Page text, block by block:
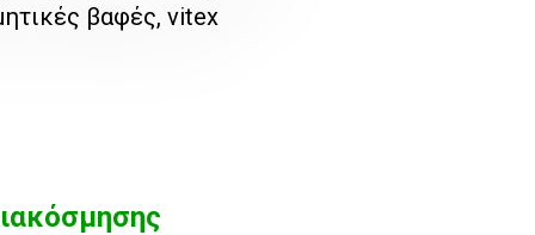
βαφές, vitex